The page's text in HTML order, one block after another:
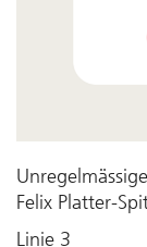
Felix Platter-
Linie 3